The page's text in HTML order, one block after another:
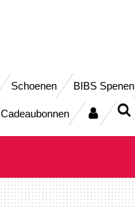
Schoenen BIBS Spenen
Cadeaubonnen